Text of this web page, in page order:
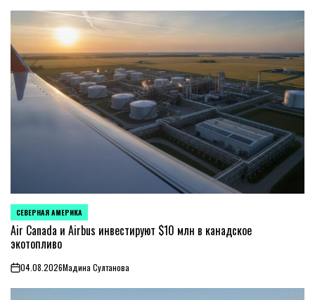
ОПУБЛИКОВАНО
В
СЕВЕРНАЯ АМЕРИКА
Air Canada и Airbus инвестируют $10 млн в канадское
экотопливо
on04.08.2026Мадина Султанова